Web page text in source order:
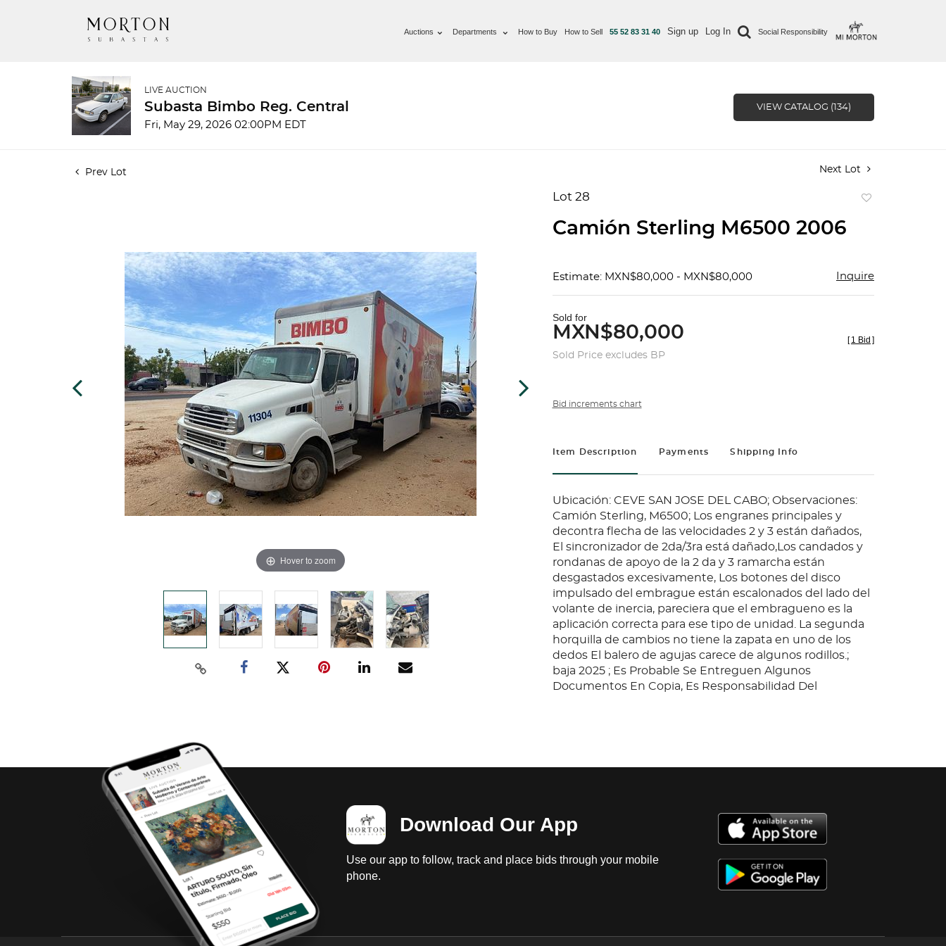
Auctions Departments How to Buy How to Sell 55 52 83 31 40 Sign up Log In Social Responsibility
LIVE AUCTION
Subasta Bimbo Reg. Central
Fri, May 29, 2026 02:00PM EDT
VIEW CATALOG (134)
Prev Lot Next Lot
Hover to zoom
Lot 28
Camión Sterling M6500 2006
Estimate: MXN$80,000 - MXN$80,000 Inquire
Sold for
MXN$80,000
Sold Price excludes BP
[ 1 Bid ]
Bid increments chart
Item Description Payments Shipping Info
Ubicación: CEVE SAN JOSE DEL CABO; Observaciones:
Camión Sterling, M6500; Los engranes principales y
decontra flecha de las velocidades 2 y 3 están dañados,
El sincronizador de 2da/3ra está dañado,Los candados y
rondanas de apoyo de la 2 da y 3 ramarcha están
desgastados excesivamente, Los botones del disco
impulsado del embrague están escalonados del lado del
volante de inercia, pareciera que el embragueno es la
aplicación correcta para ese tipo de unidad. La segunda
horquilla de cambios no tiene la zapata en uno de los
dedos El balero de agujas carece de algunos rodillos.;
baja 2025 ; Es Probable Se Entreguen Algunos
Documentos En Copia, Es Responsabilidad Del
rondanas de apoyo de la 2 da y 3 ramarcha están
desgastados excesivamente, Los botones del disco
volante de inercia, pareciera que el embragueno es la
aplicación correcta para ese tipo de unidad. La segunda
Download Our App
Use our app to follow, track and place bids through your mobile
phone.